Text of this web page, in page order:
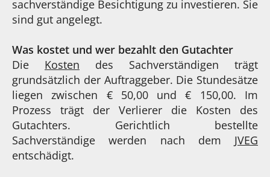
sachverständige Besichtigung zu investieren. Sie
sind gut angelegt.
Was kostet und wer bezahlt den Gutachter
Die Kosten des Sachverständigen trägt
grundsätzlich der Auftraggeber. Die Stundesätze
liegen zwischen € 50,00 und € 150,00. Im
Prozess trägt der Verlierer die Kosten des
Gutachters. Gerichtlich bestellte
Sachverständige werden nach dem JVEG
entschädigt.